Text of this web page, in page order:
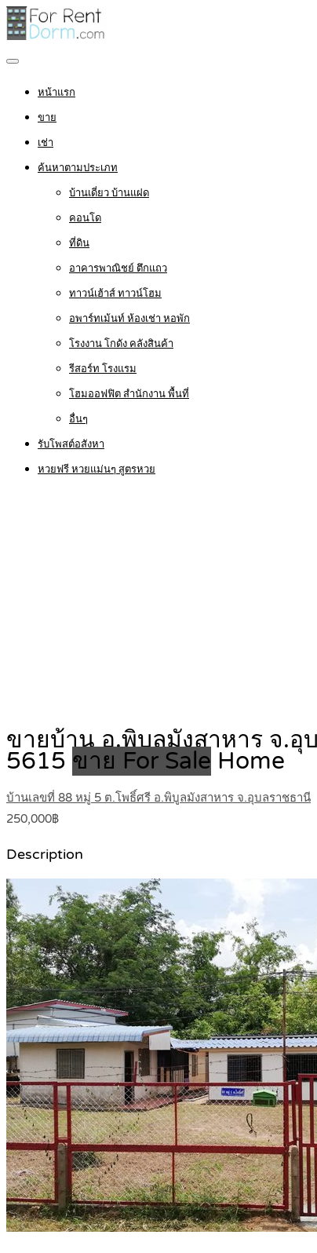
หน้าแรก
ขาย
เช่า
ค้นหาตามประเภท
บ้านเดี่ยว บ้านแฝด
คอนโด
ที่ดิน
อาคารพาณิชย์ ตึกแถว
ทาวน์เฮ้าส์ ทาวน์โฮม
อพาร์ทเม้นท์ ห้องเช่า หอพัก
โรงงาน โกดัง คลังสินค้า
รีสอร์ท โรงแรม
โฮมออฟฟิต สำนักงาน พื้นที่
อื่นๆ
รับโพสต์อสังหา
หวยฟรี หวยแม่นๆ สูตรหวย
ขายบ้าน อ.พิบูลมังสาหาร จ.อุ
5615 ขาย For Sale Home
บ้านเลขที่ 88 หมู่ 5 ต.โพธิ์ศรี อ.พิบูลมังสาหาร จ.อุบลราชธานี
250,000฿
Description